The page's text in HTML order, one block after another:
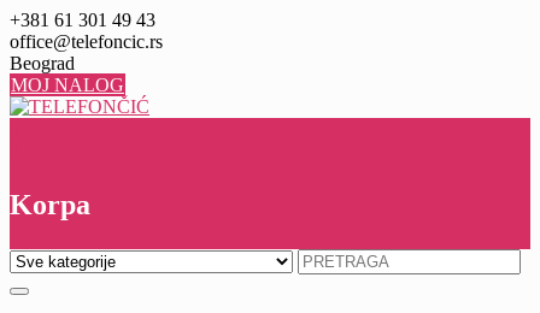
Skip
to
content
+381 61 301 49 43
office@telefoncic.rs
Beograd
MOJ NALOG
Korpa